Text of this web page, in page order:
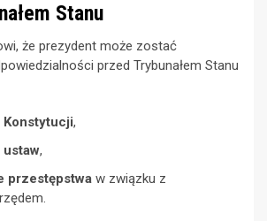
Stanu
że prezydent może zostać
przed Trybunałem Stanu
,
,
przestępstwa w związku z